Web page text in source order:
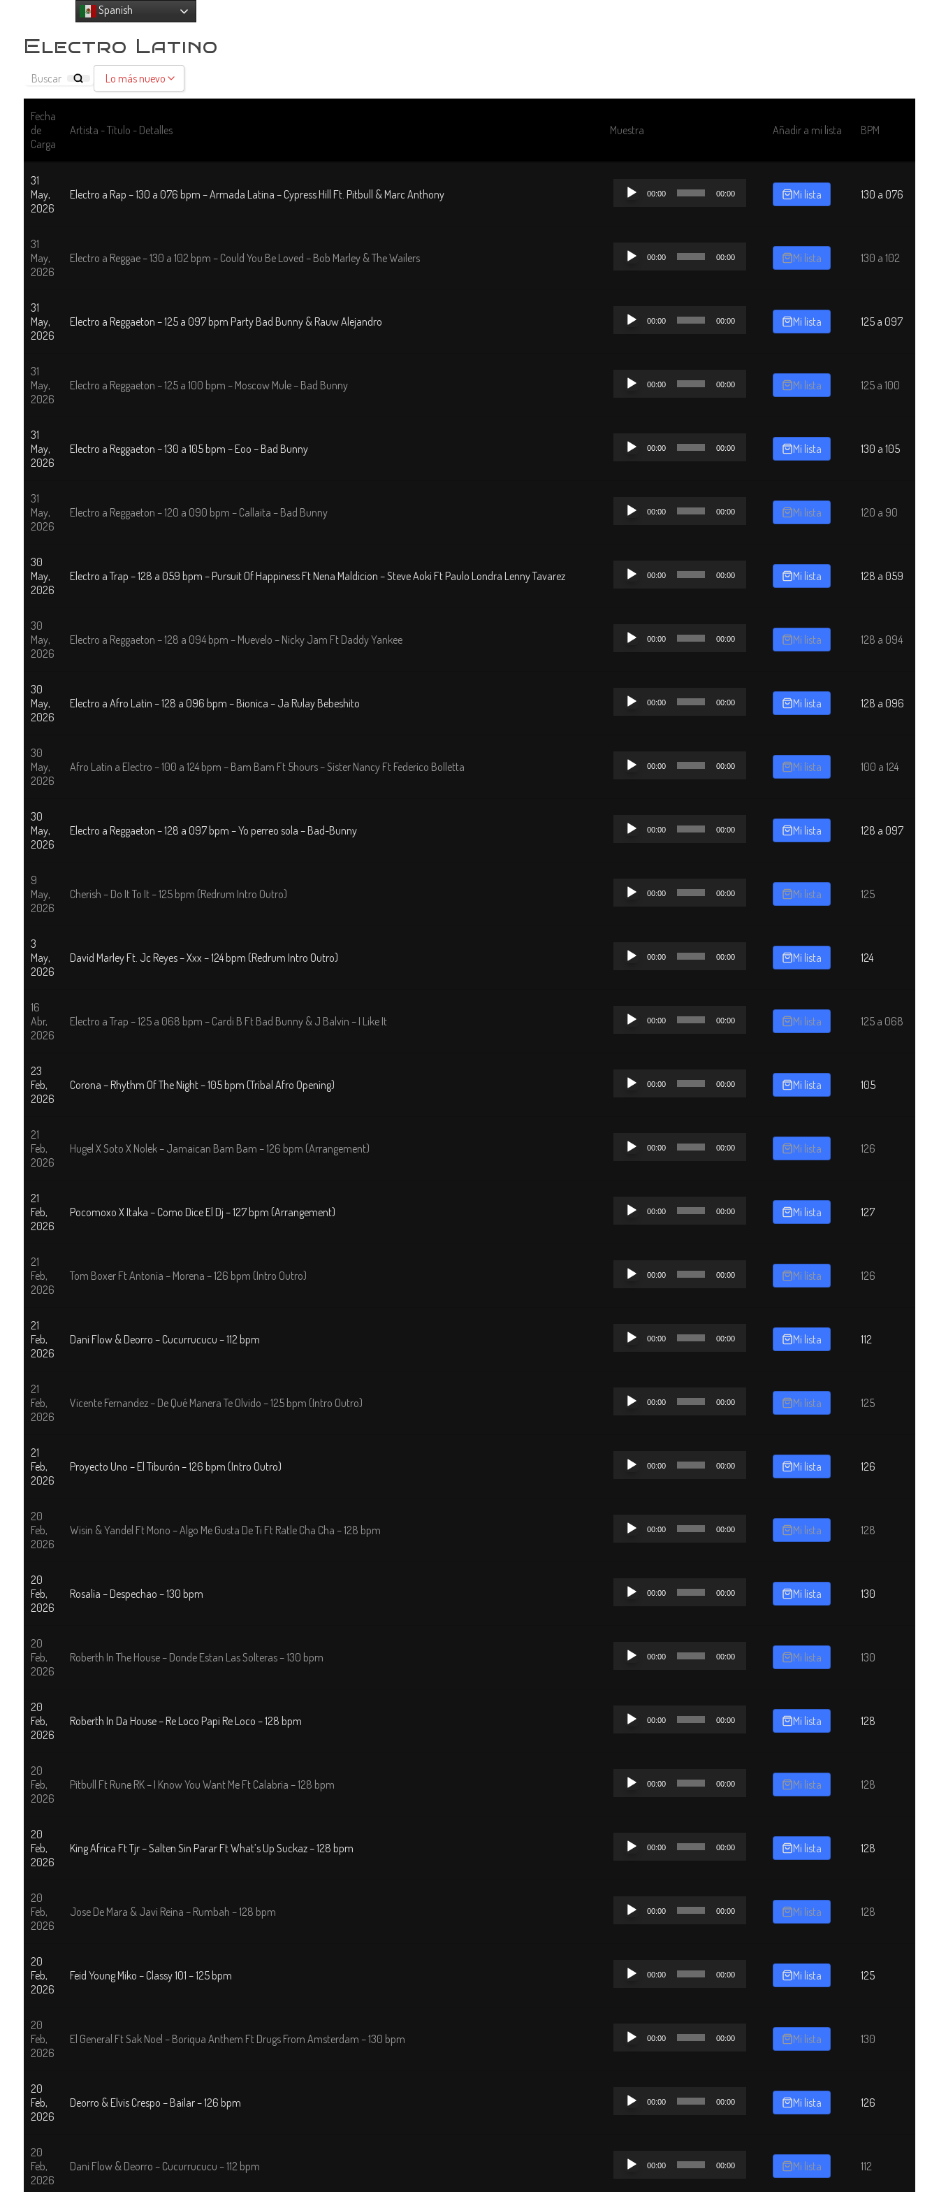
Electro Latino
Lo más nuevo
Sort by Name A - Z
Fecha
de
Carga
Artista - Título - Detalles Muestra Añadir a mi lista BPM
31
May,
2026
Electro a Rap – 130 a 076 bpm – Armada Latina – Cypress Hill Ft. Pitbull & Marc Anthony
Reproductor
00:00 00:00 Mi lista 130 a 076
31
May,
2026
Electro a Reggae – 130 a 102 bpm – Could You Be Loved – Bob Marley & The Wailers
Reproductor
00:00 00:00 Mi lista 130 a 102
31
May,
2026
Electro a Reggaeton – 125 a 097 bpm Party Bad Bunny & Rauw Alejandro
Reproductor
00:00 00:00 Mi lista 125 a 097
31
May,
2026
Electro a Reggaeton – 125 a 100 bpm – Moscow Mule – Bad Bunny
Reproductor
00:00 00:00 Mi lista 125 a 100
31
May,
2026
Electro a Reggaeton – 130 a 105 bpm – Eoo – Bad Bunny
Reproductor
00:00 00:00 Mi lista 130 a 105
31
May,
2026
Electro a Reggaeton – 120 a 090 bpm – Callaita – Bad Bunny
Reproductor
00:00 00:00 Mi lista 120 a 90
30
May,
2026
Electro a Trap – 128 a 059 bpm – Pursuit Of Happiness Ft Nena Maldicion – Steve Aoki Ft Paulo Londra Lenny Tavarez
Reproductor
00:00 00:00 Mi lista 128 a 059
30
May,
2026
Electro a Reggaeton – 128 a 094 bpm – Muevelo – Nicky Jam Ft Daddy Yankee
Reproductor
00:00 00:00 Mi lista 128 a 094
30
May,
2026
Electro a Afro Latin – 128 a 096 bpm – Bionica – Ja Rulay Bebeshito
Reproductor
00:00 00:00 Mi lista 128 a 096
30
May,
2026
Afro Latin a Electro – 100 a 124 bpm – Bam Bam Ft 5hours – Sister Nancy Ft Federico Bolletta
Reproductor
00:00 00:00 Mi lista 100 a 124
30
May,
2026
Electro a Reggaeton – 128 a 097 bpm – Yo perreo sola – Bad-Bunny
Reproductor
00:00 00:00 Mi lista 128 a 097
9
May,
2026
Cherish – Do It To It – 125 bpm (Redrum Intro Outro)
Reproductor
00:00 00:00 Mi lista 125
3
May,
2026
David Marley Ft. Jc Reyes – Xxx – 124 bpm (Redrum Intro Outro)
Reproductor
00:00 00:00 Mi lista 124
16
Abr,
2026
Electro a Trap – 125 a 068 bpm – Cardi B Ft Bad Bunny & J Balvin – I Like It
Reproductor
00:00 00:00 Mi lista 125 a 068
23
Feb,
2026
Corona – Rhythm Of The Night – 105 bpm (Tribal Afro Opening)
Reproductor
00:00 00:00 Mi lista 105
21
Feb,
2026
Hugel X Soto X Nolek – Jamaican Bam Bam – 126 bpm (Arrangement)
Reproductor
00:00 00:00 Mi lista 126
21
Feb,
2026
Pocomoxo X Itaka – Como Dice El Dj – 127 bpm (Arrangement)
Reproductor
00:00 00:00 Mi lista 127
21
Feb,
2026
Tom Boxer Ft Antonia – Morena – 126 bpm (Intro Outro)
Reproductor
00:00 00:00 Mi lista 126
21
Feb,
2026
Dani Flow & Deorro – Cucurrucucu – 112 bpm
Reproductor
00:00 00:00 Mi lista 112
21
Feb,
2026
Vicente Fernandez – De Qué Manera Te Olvido – 125 bpm (Intro Outro)
Reproductor
00:00 00:00 Mi lista 125
21
Feb,
2026
Proyecto Uno – El Tiburón – 126 bpm (Intro Outro)
Reproductor
00:00 00:00 Mi lista 126
20
Feb,
2026
Wisin & Yandel Ft Mono – Algo Me Gusta De Ti Ft Ratle Cha Cha – 128 bpm
Reproductor
00:00 00:00 Mi lista 128
20
Feb,
2026
Rosalia – Despechao – 130 bpm
Reproductor
00:00 00:00 Mi lista 130
20
Feb,
2026
Roberth In The House – Donde Estan Las Solteras – 130 bpm
Reproductor
00:00 00:00 Mi lista 130
20
Feb,
2026
Roberth In Da House – Re Loco Papi Re Loco – 128 bpm
Reproductor
00:00 00:00 Mi lista 128
20
Feb,
2026
Pitbull Ft Rune RK – I Know You Want Me Ft Calabria – 128 bpm
Reproductor
00:00 00:00 Mi lista 128
20
Feb,
2026
King Africa Ft Tjr – Salten Sin Parar Ft What’s Up Suckaz – 128 bpm
Reproductor
00:00 00:00 Mi lista 128
20
Feb,
2026
Jose De Mara & Javi Reina – Rumbah – 128 bpm
Reproductor
00:00 00:00 Mi lista 128
20
Feb,
2026
Feid Young Miko – Classy 101 – 125 bpm
Reproductor
00:00 00:00 Mi lista 125
20
Feb,
2026
El General Ft Sak Noel – Boriqua Anthem Ft Drugs From Amsterdam – 130 bpm
Reproductor
00:00 00:00 Mi lista 130
20
Feb,
2026
Deorro & Elvis Crespo – Bailar – 126 bpm
Reproductor
00:00 00:00 Mi lista 126
20
Feb,
2026
Dani Flow & Deorro – Cucurrucucu – 112 bpm
Reproductor
00:00 00:00 Mi lista 112
Spanish